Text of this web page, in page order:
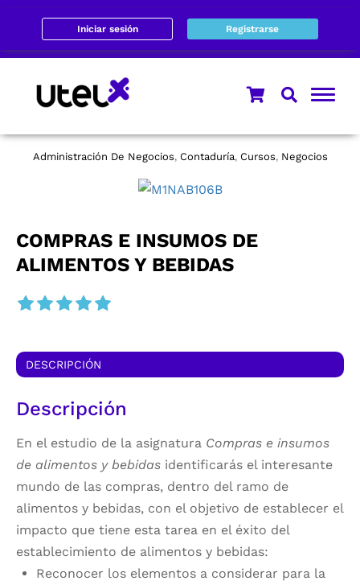
Iniciar sesión Registrarse
Administración De Negocios, Contaduría, Cursos, Negocios
COMPRAS E INSUMOS DE
ALIMENTOS Y BEBIDAS
DESCRIPCIÓN
Descripción
En el estudio de la asignatura Compras e insumos
de alimentos y bebidas identificarás el interesante
mundo de las compras, dentro del ramo de
alimentos y bebidas, con el objetivo de establecer el
impacto que tiene esta tarea en el éxito del
establecimiento de alimentos y bebidas:
Reconocer los elementos a considerar para la